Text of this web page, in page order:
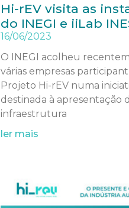
Hi-rEV visita as
do INEGI e iiLab
16/06/2023
O INEGI acolheu
várias empresas
Projeto Hi-rEV numa
destinada à apresentação
infraestrutura
ler mais